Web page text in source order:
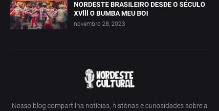
NORDESTE BRASILEIRO DESDE O SÉCULO
XVlll O BUMBA MEU BOI
novembro 28, 2023
Nosso blog compartilha notícias, histórias e curiosidades sobre a